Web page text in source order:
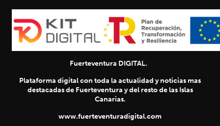
Fuerteventura DIGITAL.
Plataforma digital con toda la actualidad y noticias mas
destacadas de Fuerteventura y del resto de las Islas
Canarias.
www.fuerteventuradigital.com